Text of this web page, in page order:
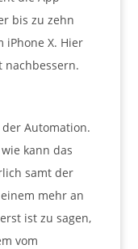
bis zu zehn
iPhone X. Hier
nachbessern.
Automation.
kann das
samt der
mehr an
ist zu sagen,
vom